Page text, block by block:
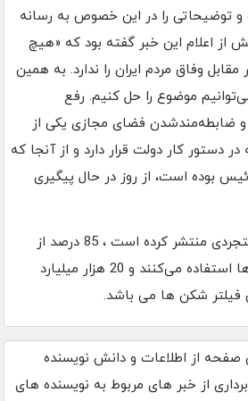
و توضیحاتی را در این خصوص به رسانه
از اعلام این خبر گفته بود که «هیچ
وفاق مردم ایران را ندارد. به همین
موضوع را حل کنیم. رفع
و ضابطه‌مندشدن فضای مجازی یکی از
کار دولت قرار دارد و از آنجا که
بوده است، از روز در حال پیگیری
طبق آماری که فاطمه دستجردی منتشر کرده است ، 85 درصد از
مردم ایران از فیلتر شکن ها استفاده می‌کنند و 20 هزار میلیارد
فیلتر شکن ها می باشد.
صفحه از اطلاعات و دانش نویسنده
از خبر های مربوط به نویسنده های